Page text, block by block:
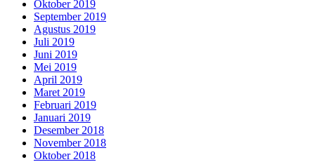
Oktober 2019
September 2019
Agustus 2019
Juli 2019
Juni 2019
Mei 2019
April 2019
Maret 2019
Februari 2019
Januari 2019
Desember 2018
November 2018
Oktober 2018